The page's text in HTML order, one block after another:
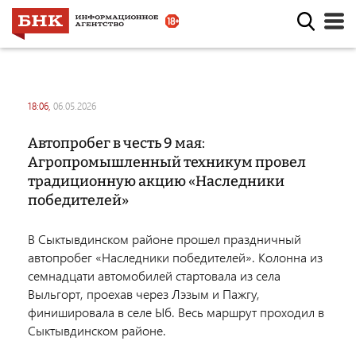
18:06, 06.05.2026
Автопробег в честь 9 мая:
Агропромышленный техникум провел
традиционную акцию «Наследники
победителей»
В Сыктывдинском районе прошел праздничный
автопробег «Наследники победителей». Колонна из
семнадцати автомобилей стартовала из села
Выльгорт, проехав через Лэзым и Пажгу,
финишировала в селе Ыб. Весь маршрут проходил в
Сыктывдинском районе.